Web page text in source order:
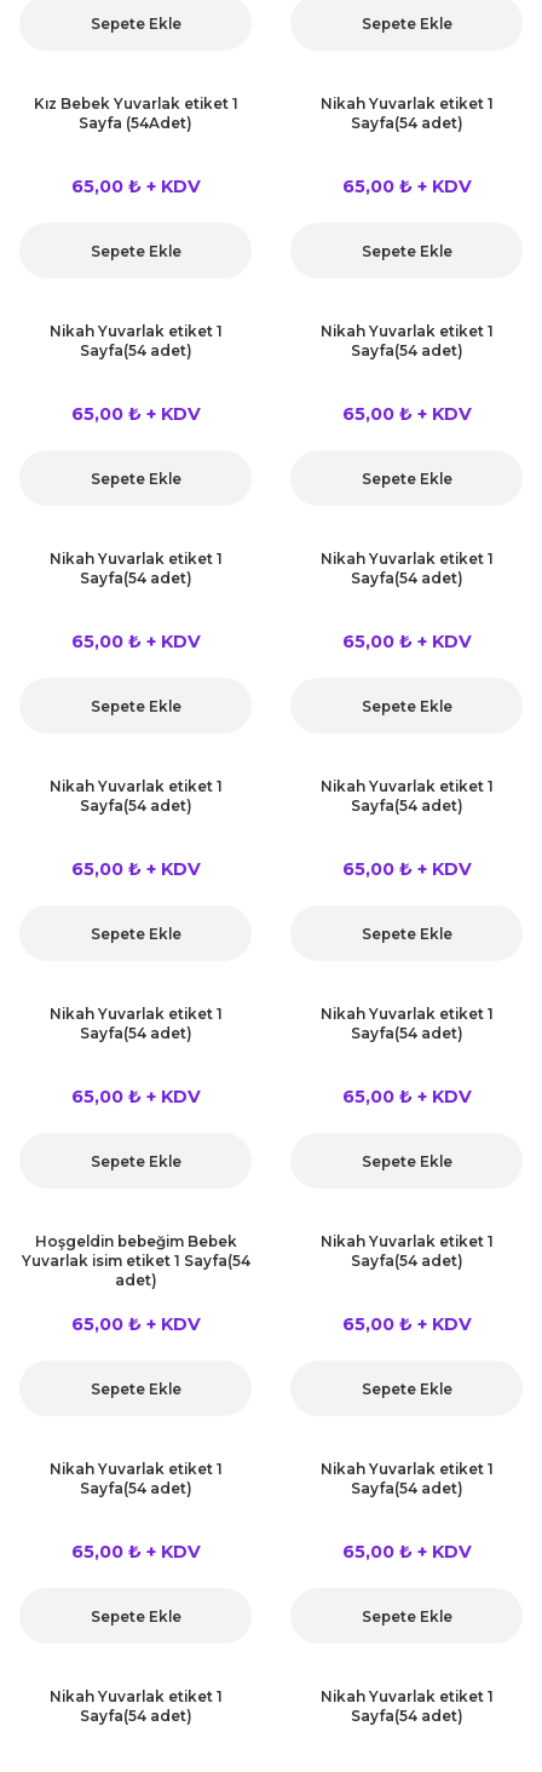
Sepete Ekle Sepete Ekle
Kız Bebek Yuvarlak etiket 1
Sayfa (54Adet)
65,00 ₺ + KDV
Sepete Ekle
Nikah Yuvarlak etiket 1
Sayfa(54 adet)
65,00 ₺ + KDV
Sepete Ekle
Nikah Yuvarlak etiket 1
Sayfa(54 adet)
65,00 ₺ + KDV
Sepete Ekle
Nikah Yuvarlak etiket 1
Sayfa(54 adet)
65,00 ₺ + KDV
Sepete Ekle
Nikah Yuvarlak etiket 1
Sayfa(54 adet)
65,00 ₺ + KDV
Sepete Ekle
Nikah Yuvarlak etiket 1
Sayfa(54 adet)
65,00 ₺ + KDV
Sepete Ekle
Nikah Yuvarlak etiket 1
Sayfa(54 adet)
65,00 ₺ + KDV
Sepete Ekle
Nikah Yuvarlak etiket 1
Sayfa(54 adet)
65,00 ₺ + KDV
Sepete Ekle
Nikah Yuvarlak etiket 1
Sayfa(54 adet)
65,00 ₺ + KDV
Sepete Ekle
Nikah Yuvarlak etiket 1
Sayfa(54 adet)
65,00 ₺ + KDV
Sepete Ekle
Hoşgeldin bebeğim Bebek
Yuvarlak isim etiket 1 Sayfa(54
adet)
65,00 ₺ + KDV
Sepete Ekle
Nikah Yuvarlak etiket 1
Sayfa(54 adet)
65,00 ₺ + KDV
Sepete Ekle
Nikah Yuvarlak etiket 1
Sayfa(54 adet)
65,00 ₺ + KDV
Sepete Ekle
Nikah Yuvarlak etiket 1
Sayfa(54 adet)
65,00 ₺ + KDV
Sepete Ekle
Nikah Yuvarlak etiket 1
Sayfa(54 adet)
Nikah Yuvarlak etiket 1
Sayfa(54 adet)